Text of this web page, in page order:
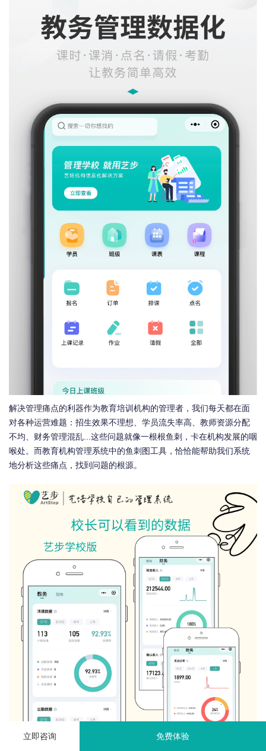
解决管理痛点的利器作为教育培训机构的管理者，我们每天都在面
对各种运营难题：招生效果不理想、学员流失率高、教师资源分配
不均、财务管理混乱...这些问题就像一根根鱼刺，卡在机构发展的咽
喉处。而教育机构管理系统中的鱼刺图工具，恰恰能帮助我们系统
地分析这些痛点，找到问题的根源。
立即咨询 免费体验